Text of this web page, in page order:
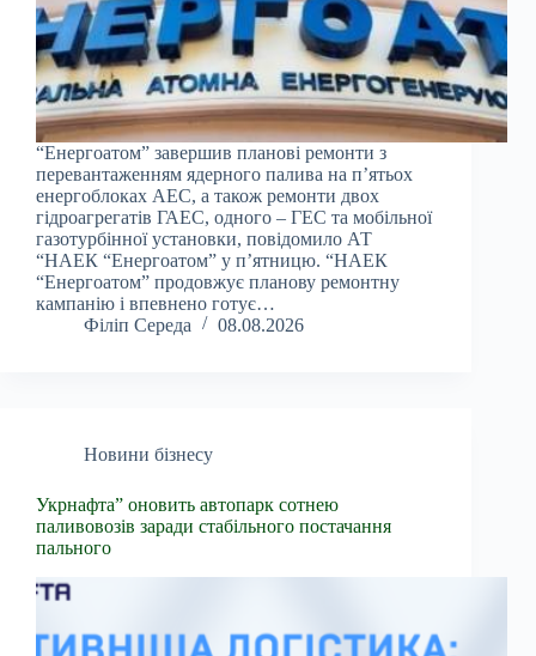
“Енергоатом” завершив планові ремонти з
перевантаженням ядерного палива на п’ятьох
енергоблоках АЕС, а також ремонти двох
гідроагрегатів ГАЕС, одного – ГЕС та мобільної
газотурбінної установки, повідомило АТ
“НАЕК “Енергоатом” у п’ятницю. “НАЕК
“Енергоатом” продовжує планову ремонтну
кампанію і впевнено готує…
Філіп Середа
08.08.2026
Новини бізнесу
Укрнафта” оновить автопарк сотнею
паливовозів заради стабільного постачання
пального